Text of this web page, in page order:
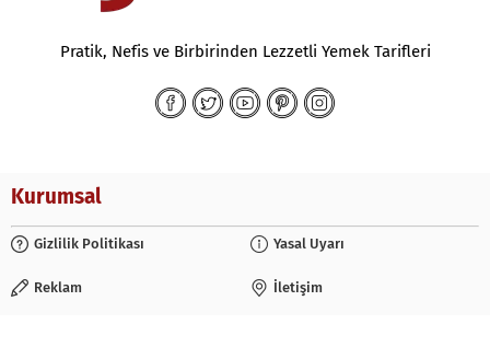
Pratik, Nefis ve Birbirinden Lezzetli Yemek Tarifleri
Kurumsal
Gizlilik Politikası Yasal Uyarı
Reklam İletişim